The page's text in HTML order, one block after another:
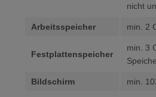
nicht
Arbeitsspeicher min. 2
Festplattenspeicher
min. 3
Bildschirm min.